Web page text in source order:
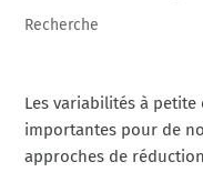
Recherche
Les variabilités à
importantes pour de
approches de